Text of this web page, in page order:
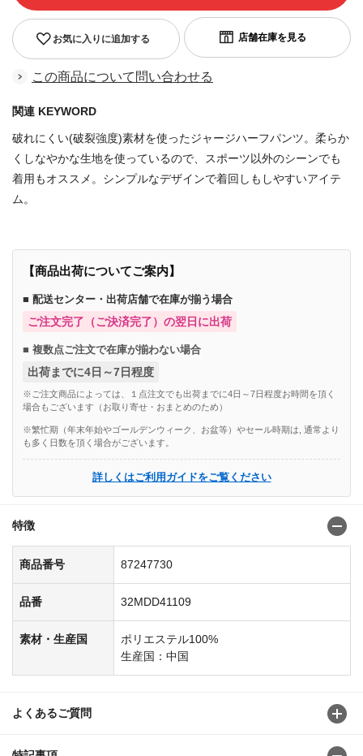
お気に入りに追加する
この商品について問い合わせる
関連 KEYWORD
破れにくい(破裂強度)素材を使ったジャージハーフパンツ。柔らか
くしなやかな生地を使っているので、スポーツ以外のシーンでも
着用もオススメ。シンプルなデザインで着回しもしやすいアイテ
ム。
【商品出荷についてご案内】
■ 配送センター・出荷店舗で在庫が揃う場合
ご注文完了（ご決済完了）の翌日に出荷
■ 複数点ご注文で在庫が揃わない場合
出荷までに4日～7日程度
※ご注文商品によっては、１点注文でも出荷までに4日～7日程度お時間を頂く
場合もございます（お取り寄せ・おまとめのため）
※繁忙期（年末年始やゴールデンウィーク、お盆等）やセール時期は, 通常より
も多く日数を頂く場合がございます。
詳しくはご利用ガイドをご覧ください
特徴
商品番号 87247730
品番 32MDD41109
素材・生産国
ポリエステル100%
生産国：中国
よくあるご質問